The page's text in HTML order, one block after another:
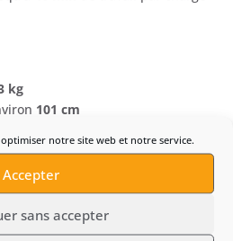
notre site web et notre service.
Accepter
sans accepter
kg
101 cm
dB(A)
1,5 / 1,5 m/s²